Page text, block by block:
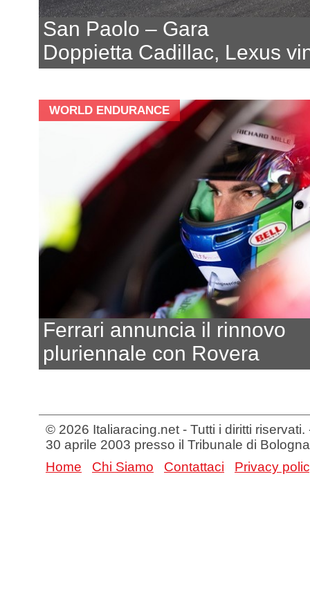
San Paolo – Gara
Doppietta Cadillac, Lexus
WORLD ENDURANCE
Ferrari annuncia il rinnovo
pluriennale con Rovera
© 2026 Italiaracing.net - Tutti i diritti
30 aprile 2003 presso il Tribunale di Bologna
Home
Chi Siamo Contattaci Privacy